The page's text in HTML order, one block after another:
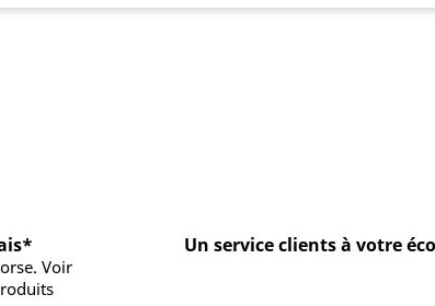
Voir
Un service clients à votre